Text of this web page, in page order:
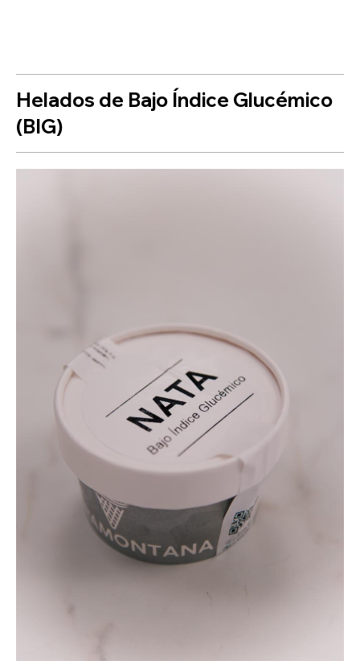
Helados de Bajo Índice Glucémico
(BIG)